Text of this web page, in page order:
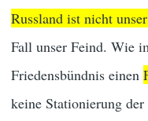
Russland ist nicht
Fall unser Feind. Wie
Friedensbündnis einen
keine Stationierung